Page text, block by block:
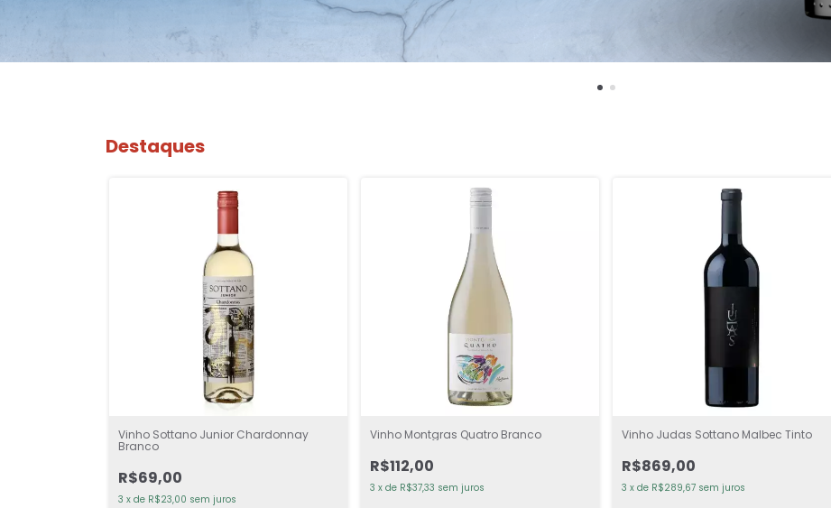
Destaques
Vinho Sottano Junior Chardonnay
Branco
R$69,00
3 x de R$23,00 sem juros
Vinho Montgras Quatro Branco
R$112,00
3 x de R$37,33 sem juros
Vinho Judas Sottano Malbec Tinto
R$869,00
3 x de R$289,67 sem juros